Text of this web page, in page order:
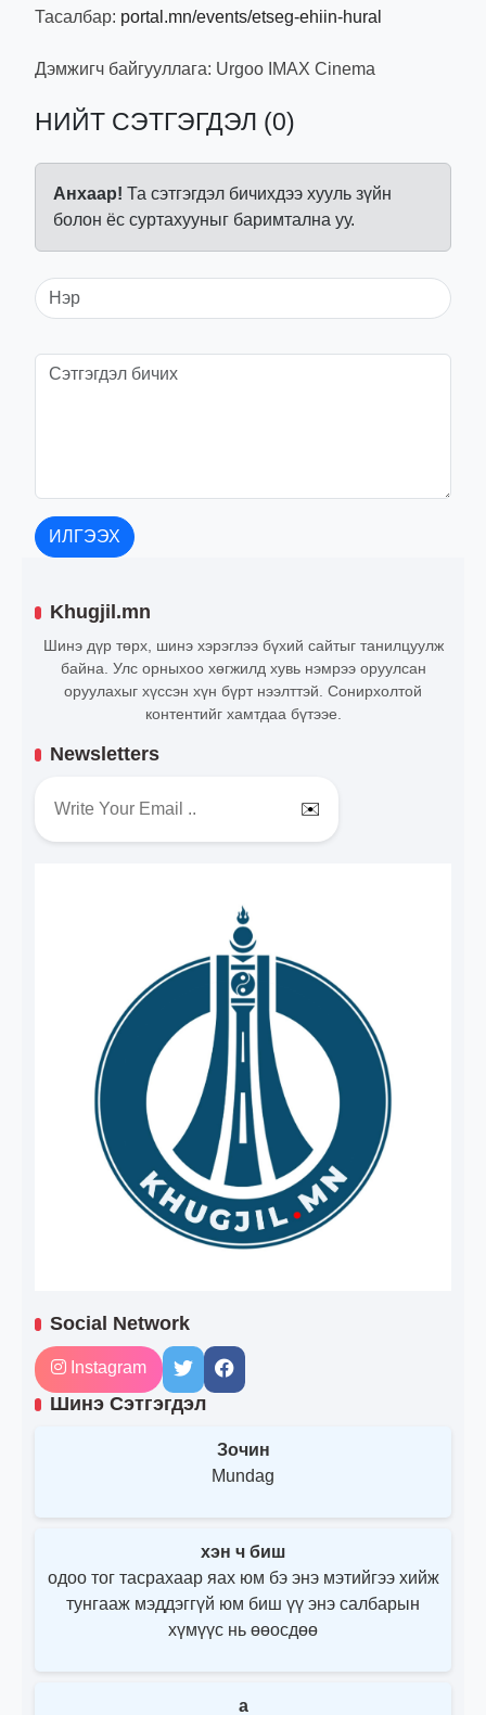
Тасалбар: portal.mn/events/etseg-ehiin-hural
Дэмжигч байгууллага: Urgoo IMAX Cinema
НИЙТ СЭТГЭГДЭЛ (0)
Анхаар! Та сэтгэгдэл бичихдээ хууль зүйн
болон ёс суртахууныг баримтална уу.
ИЛГЭЭХ
Khugjil.mn
Шинэ дүр төрх, шинэ хэрэглээ бүхий сайтыг танилцуулж
байна. Улс орныхоо хөгжилд хувь нэмрээ оруулсан
оруулахыг хүссэн хүн бүрт нээлттэй. Сонирхолтой
контентийг хамтдаа бүтээе.
Newsletters
✉️
Social Network
Instagram
Шинэ Сэтгэгдэл
Зочин
Mundag
хэн ч биш
одоо тог тасрахаар яах юм бэ энэ мэтийгээ хийж
тунгааж мэддэггүй юм биш үү энэ салбарын
хүмүүс нь өөосдөө
a